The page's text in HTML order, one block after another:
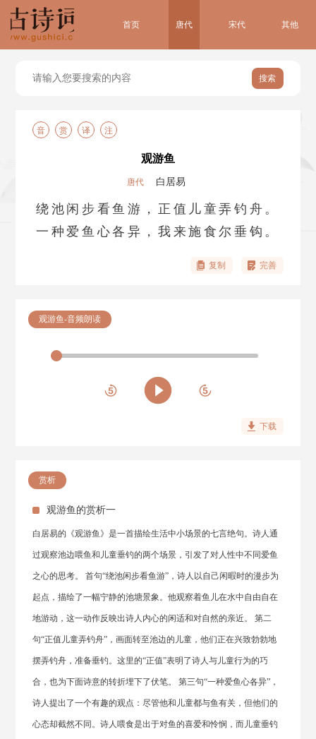
首页 唐代 宋代 其他
搜索
音 赏 译 注
观游鱼
唐代 白居易
绕池闲步看鱼游，正值儿童弄钓舟。
一种爱鱼心各异，我来施食尔垂钩。
复制 完善
观游鱼-音频朗读
下载
赏析
观游鱼的赏析一
白居易的《观游鱼》是一首描绘生活中小场景的七言绝句。诗人通
过观察池边喂鱼和儿童垂钓的两个场景，引发了对人性中不同爱鱼
之心的思考。 首句“绕池闲步看鱼游”，诗人以自己闲暇时的漫步为
起点，描绘了一幅宁静的池塘景象。他观察着鱼儿在水中自由自在
地游动，这一动作反映出诗人内心的闲适和对自然的亲近。 第二
句“正值儿童弄钓舟”，画面转至池边的儿童，他们正在兴致勃勃地
摆弄钓舟，准备垂钓。这里的“正值”表明了诗人与儿童行为的巧
合，也为下面诗意的转折埋下了伏笔。 第三句“一种爱鱼心各异”，
诗人提出了一个有趣的观点：尽管他和儿童都与鱼有关，但他们的
心态却截然不同。诗人喂食是出于对鱼的喜爱和怜悯，而儿童垂钓